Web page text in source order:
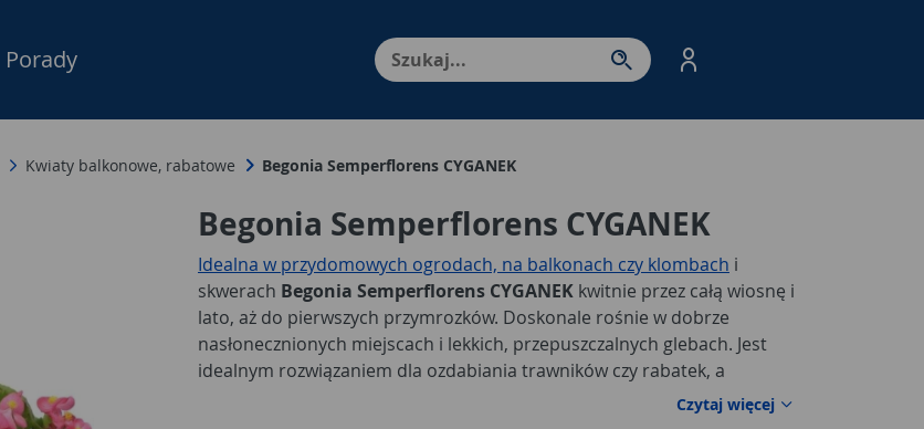
Menu Produktów, nawigacja: Enter - przejdź do strony produktów. Spacja – otwórz/
Porady
Kwiaty balkonowe, rabatowe Begonia Semperflorens CYGANEK
Begonia Semperflorens CYGANEK
Idealna w przydomowych ogrodach, na balkonach czy klombach i
skwerach Begonia Semperflorens CYGANEK kwitnie przez całą wiosnę i
lato, aż do pierwszych przymrozków. Doskonale rośnie w dobrze
nasłonecznionych miejscach i lekkich, przepuszczalnych glebach. Jest
idealnym rozwiązaniem dla ozdabiania trawników czy rabatek, a
będzie stanowić estetyczną ozdobę z kwiatami
Czytaj więcej